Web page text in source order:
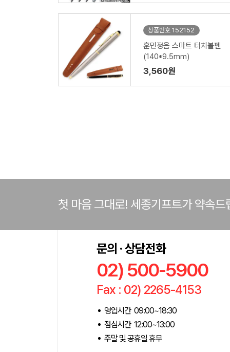
상품번호 152152
훈민정음 스마트 터치볼펜
(140*9.5mm)
3,560원
첫 마음 그대로! 세종기프트가 약속드
문의 · 상담전화
02) 500-5900
Fax : 02) 2265-4153
영업시간 09:00~18:30
점심시간 12:00~13:00
주말 및 공휴일 휴무